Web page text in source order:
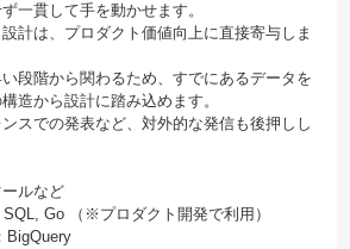
一貫して手を動かせます。
計は、プロダクト価値向上に直接寄与しま
段階から関わるため、すでにあるデータを
造から設計に踏み込めます。
スでの発表など、対外的な発信も後押しし
ルなど
Go （※プロダクト開発で利用）
BigQuery